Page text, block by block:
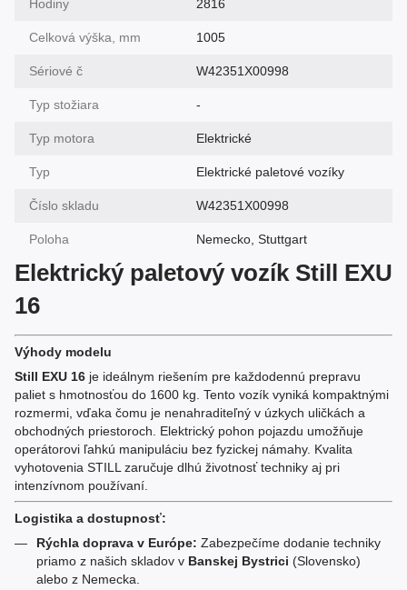
Hodiny 2816
Celková výška, mm 1005
Sériové č W42351X00998
Typ stožiara -
Typ motora Elektrické
Typ Elektrické paletové vozíky
Číslo skladu W42351X00998
Poloha Nemecko, Stuttgart
Elektrický paletový vozík Still EXU
16
Výhody modelu
Still EXU 16 je ideálnym riešením pre každodennú prepravu
paliet s hmotnosťou do 1600 kg. Tento vozík vyniká kompaktnými
rozmermi, vďaka čomu je nenahraditeľný v úzkych uličkách a
obchodných priestoroch. Elektrický pohon pojazdu umožňuje
operátorovi ľahkú manipuláciu bez fyzickej námahy. Kvalita
vyhotovenia STILL zaručuje dlhú životnosť techniky aj pri
intenzívnom používaní.
Logistika a dostupnosť:
Rýchla doprava v Európe: Zabezpečíme dodanie techniky
priamo z našich skladov v Banskej Bystrici (Slovensko)
alebo z Nemecka.